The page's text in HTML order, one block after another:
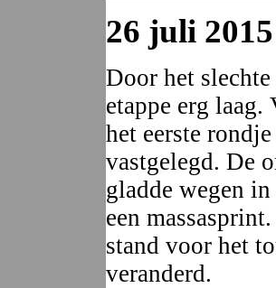
26 juli
Door het
etappe erg
het eerste
vastgelegd. De
gladde wegen
een
stand voor het
veranderd.